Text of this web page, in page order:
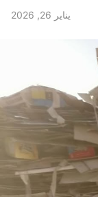
يناير 26, 2026